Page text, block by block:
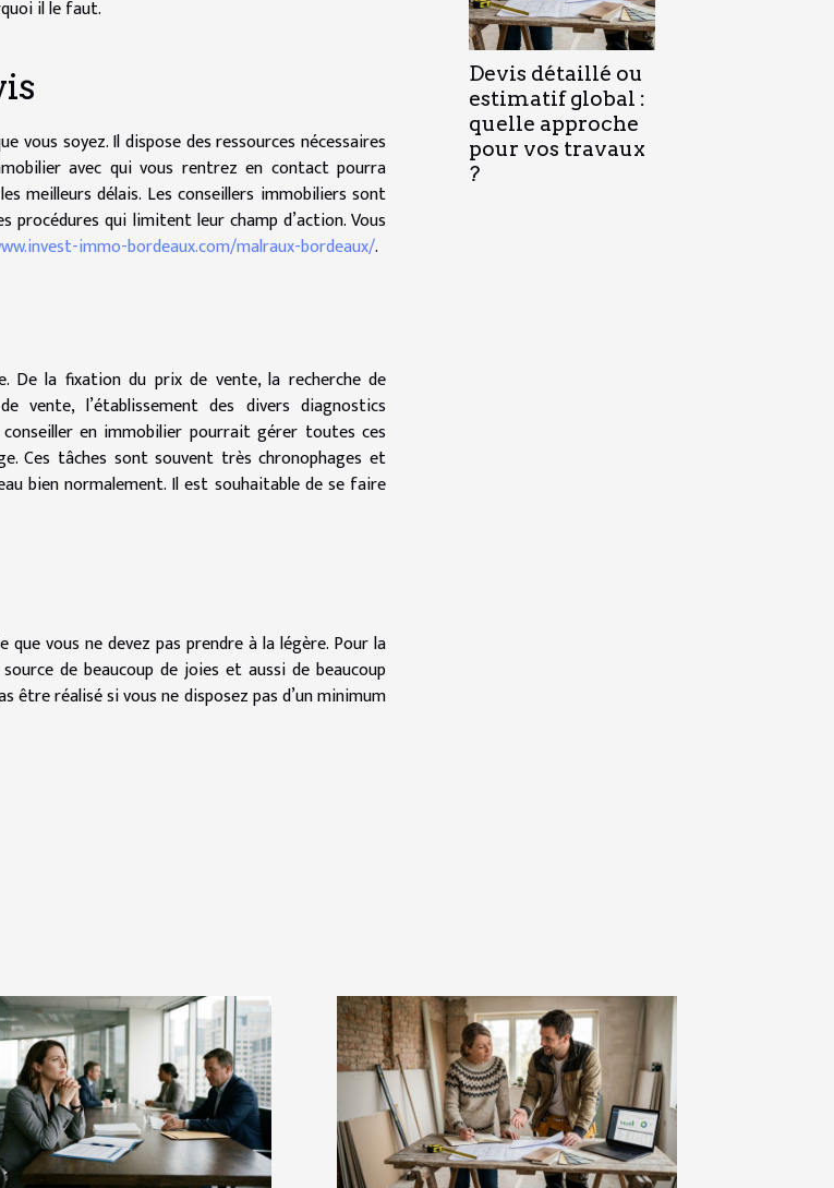
il le faut.
soyez. Il dispose des ressources nécessaires
avec qui vous rentrez en contact pourra
meilleurs délais. Les conseillers immobiliers sont
procédures qui limitent leur champ d’action. Vous
immo-bordeaux.com/malraux-bordeaux/.
De la fixation du prix de vente, la recherche de
vente, l’établissement des divers diagnostics
en immobilier pourrait gérer toutes ces
Ces tâches sont souvent très chronophages et
bien normalement. Il est souhaitable de se faire
vous ne devez pas prendre à la légère. Pour la
de beaucoup de joies et aussi de beaucoup
être réalisé si vous ne disposez pas d’un minimum
Devis détaillé ou
estimatif global :
quelle approche
pour vos travaux
?